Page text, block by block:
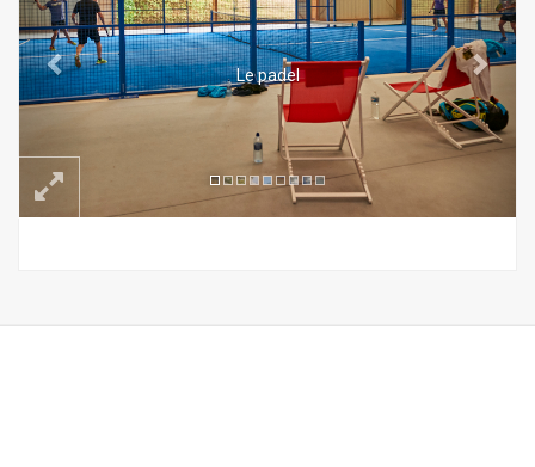
Le padel